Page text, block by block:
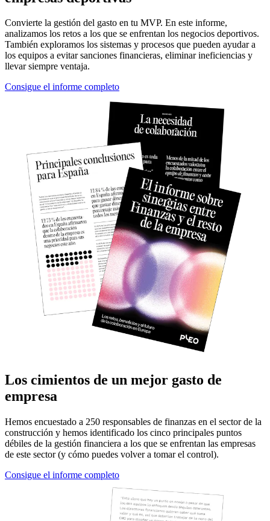
Convierte la gestión del gasto en tu MVP. En este informe,
analizamos los retos a los que se enfrentan los negocios deportivos.
También exploramos los sistemas y procesos que pueden ayudar a
los equipos a evitar sanciones financieras, eliminar ineficiencias y
llevar siempre ventaja.
Consigue el informe completo
Los cimientos de un mejor gasto de
empresa
Hemos encuestado a 250 responsables de finanzas en el sector de la
construcción y hemos identificado los cinco principales puntos
débiles de la gestión financiera a los que se enfrentan las empresas
de este sector (y cómo puedes volver a tomar el control).
Consigue el informe completo